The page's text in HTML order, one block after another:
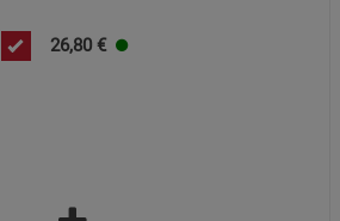
26,80 €